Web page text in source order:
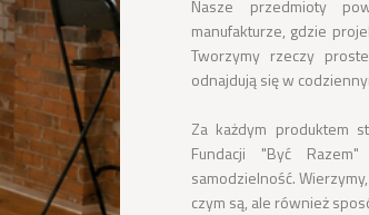
Nasze przedmioty
manufakturze, gdzie
Tworzymy rzeczy
odnajdują się w
Za każdym produktem
Fundacji "Być
samodzielność.
czym są, ale również